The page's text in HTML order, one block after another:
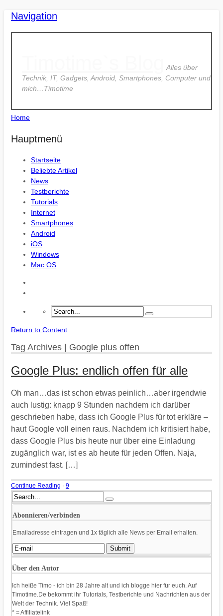
Navigation
Alles über
Technik, IT, Gadgets, Android, Smartphones, Computer und
mich…Timotime
Home
Hauptmenü
Startseite
Beliebte Artikel
News
Testberichte
Tutorials
Internet
Smartphones
Android
iOS
Windows
Mac OS
Return to Content
Tag Archives | Google plus offen
Google Plus: endlich offen für alle
Oh man…das ist schon etwas peinlich…aber irgendwie
auch lustig: knapp 9 Stunden nachdem ich darüber
geschrieben habe, dass ich Google Plus für tot erkläre –
haut Google voll einen raus. Nachdem ich kritisiert habe,
dass Google Plus bis heute nur über eine Einladung
zugänglich war, ist es ab heute für jeden Offen. Naja,
zumindest fast. […]
Continue Reading · 9
Abonnieren/verbinden
Emailadresse eintragen und 1x täglich alle News per Email erhalten.
Über den Autor
Ich heiße Timo - ich bin 28 Jahre alt und ich blogge hier für euch. Auf
Timotime.De bekommt ihr Tutorials, Testberichte und Nachrichten aus der
Welt der Technik. Viel Spaß!
* = Affiliatelink